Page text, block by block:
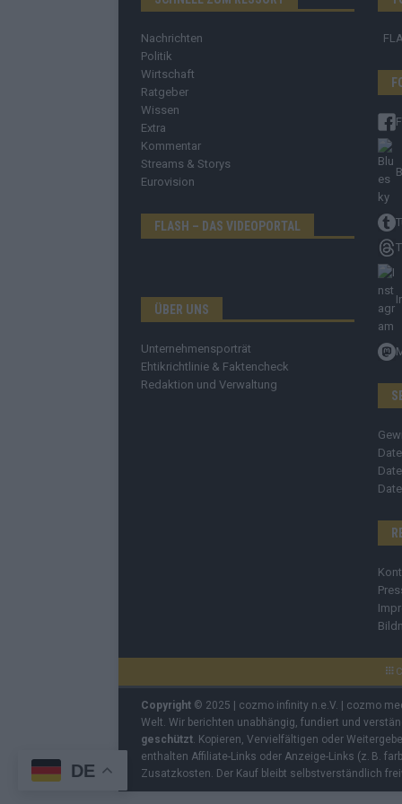
Nachrichten
Politik
Wirtschaft
Ratgeber
Wissen
Extra
Kommentar
Streams & Storys
Eurovision
FLASH – DAS VIDEOPORTAL
ÜBER UNS
Unternehmensporträt
Ehtikrichtlinie & Faktencheck
Redaktion und Verwaltung
Copyright © 2025 | cozmo infinity n.e.V. | cozmo
Welt. Wir berichten unabhängig, fundiert und
geschützt . Kopieren, Vervielfältigen oder
enthalten Affiliate-Links oder Anzeige-Links (z. B.
Zusatzkosten. Der Kauf bleibt selbstverständlich
DE